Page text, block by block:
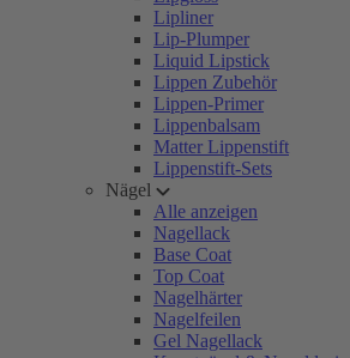
Lipliner
Lip-Plumper
Liquid Lipstick
Lippen Zubehör
Lippen-Primer
Lippenbalsam
Matter Lippenstift
Lippenstift-Sets
Nägel
Alle anzeigen
Nagellack
Base Coat
Top Coat
Nagelhärter
Nagelfeilen
Gel Nagellack